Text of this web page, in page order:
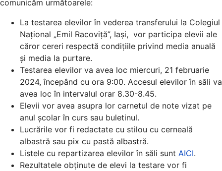
comunicăm următoarele:
La testarea elevilor în vederea transferului la Colegiul
Național „Emil Racoviță”, Iași, vor participa elevii ale
căror cereri respectă condițiile privind media anuală
și media la purtare.
Testarea elevilor va avea loc miercuri, 21 februarie
2024, începând cu ora 9:00. Accesul elevilor în săli va
avea loc în intervalul orar 8.30-8.45.
Elevii vor avea asupra lor carnetul de note vizat pe
anul școlar în curs sau buletinul.
Lucrările vor fi redactate cu stilou cu cerneală
albastră sau pix cu pastă albastră.
Listele cu repartizarea elevilor în săli sunt AICI.
Rezultatele obținute de elevi la testare vor fi